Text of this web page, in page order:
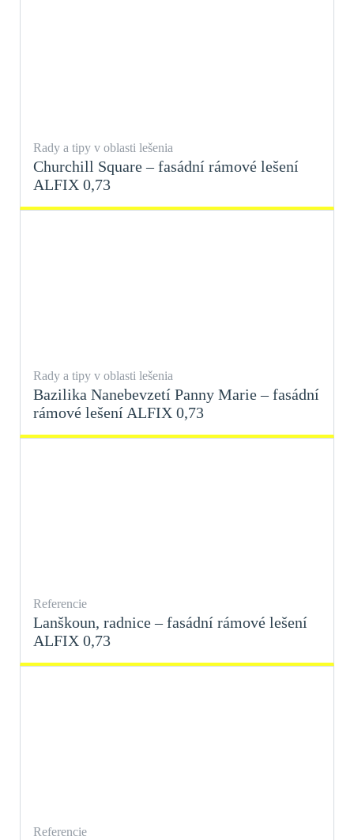
Rady a tipy v oblasti lešenia
Churchill Square – fasádní rámové lešení
ALFIX 0,73
Rady a tipy v oblasti lešenia
Bazilika Nanebevzetí Panny Marie – fasádní
rámové lešení ALFIX 0,73
Referencie
Lanškoun, radnice – fasádní rámové lešení
ALFIX 0,73
Referencie